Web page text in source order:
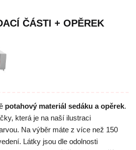
ČÁSTI + OPĚREK
potahový materiál sedáku a opěrek.
která je na naší ilustraci
Na výběr máte z více než 150
Látky jsou dle odolnosti